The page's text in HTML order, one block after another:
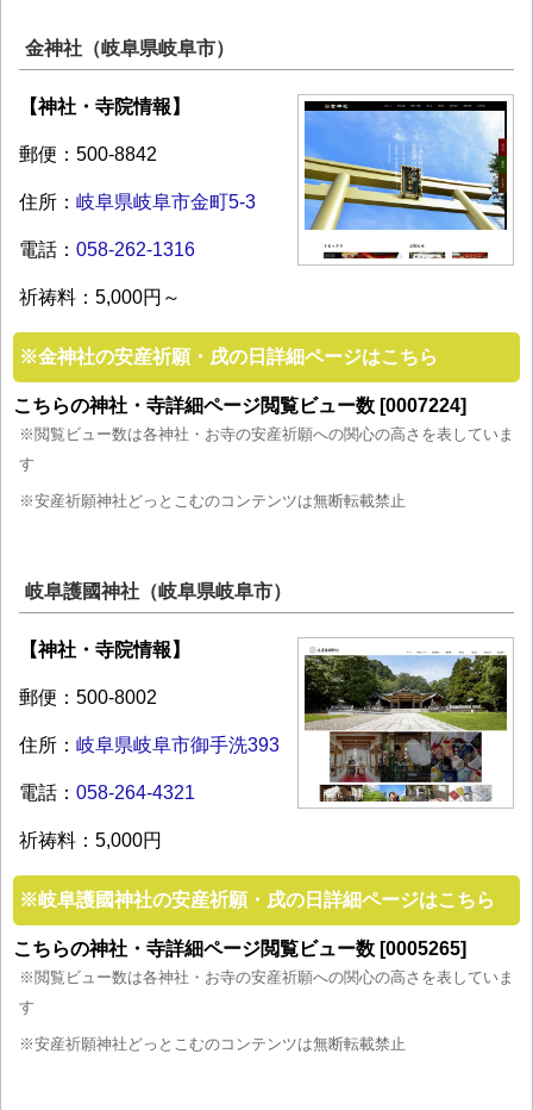
金神社（岐阜県岐阜市）
【神社・寺院情報】
郵便：500-8842
住所： 岐阜県岐阜市金町5-3
電話： 058-262-1316
祈祷料：5,000円～
※金神社の安産祈願・戌の日詳細ページはこちら
こちらの神社・寺詳細ページ閲覧ビュー数 [0007224]
※閲覧ビュー数は各神社・お寺の安産祈願への関心の高さを表していま
す
※安産祈願神社どっとこむのコンテンツは無断転載禁止
岐阜護國神社（岐阜県岐阜市）
【神社・寺院情報】
郵便：500-8002
住所： 岐阜県岐阜市御手洗393
電話： 058-264-4321
祈祷料：5,000円
※岐阜護國神社の安産祈願・戌の日詳細ページはこちら
こちらの神社・寺詳細ページ閲覧ビュー数 [0005265]
※閲覧ビュー数は各神社・お寺の安産祈願への関心の高さを表していま
す
※安産祈願神社どっとこむのコンテンツは無断転載禁止